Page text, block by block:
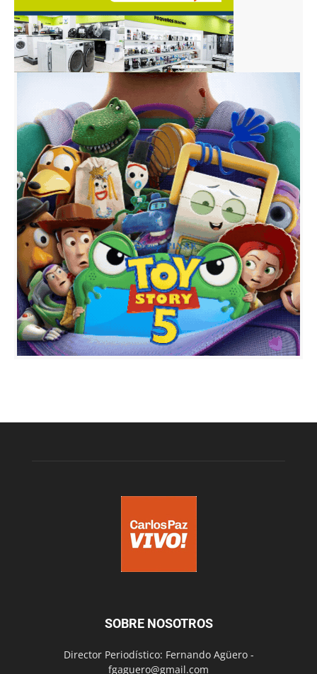
SOBRE NOSOTROS
Director Periodístico: Fernando Agüero -
fgaguero@gmail.com